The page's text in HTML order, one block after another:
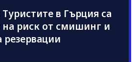
Туристите в Гърция са
риск от смишинг и
резервации